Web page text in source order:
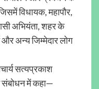
विधायक, महापौर,
अभियंता, शहर के
और अन्य जिम्मेदार लोग
सत्यप्रकाश
संबोधन में कहा—